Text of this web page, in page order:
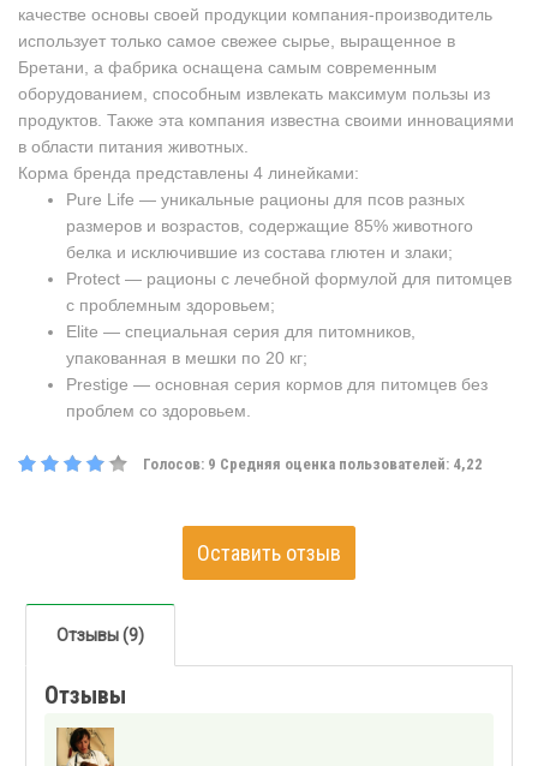
качестве основы своей продукции компания-производитель
использует только самое свежее сырье, выращенное в
Бретани, а фабрика оснащена самым современным
оборудованием, способным извлекать максимум пользы из
продуктов. Также эта компания известна своими инновациями
в области питания животных.
Корма бренда представлены 4 линейками:
Pure Life — уникальные рационы для псов разных
размеров и возрастов, содержащие 85% животного
белка и исключившие из состава глютен и злаки;
Protect — рационы с лечебной формулой для питомцев
с проблемным здоровьем;
Elite — специальная серия для питомников,
упакованная в мешки по 20 кг;
Prestige — основная серия кормов для питомцев без
проблем со здоровьем.
Голосов: 9 Средняя оценка пользователей: 4,22
Оставить отзыв
Отзывы (9)
Отзывы